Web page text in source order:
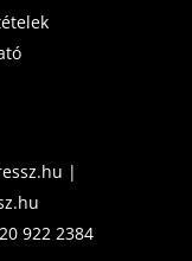
|
922 2384